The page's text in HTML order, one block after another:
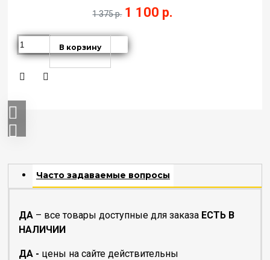
1 375 р. 1 100 р.
В корзину
Часто задаваемые вопросы
ДА – все товары доступные для заказа ЕСТЬ В
НАЛИЧИИ
ДА - цены на сайте действительны